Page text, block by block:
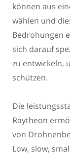
können aus
wählen und
Bedrohungen
sich darauf
zu entwickeln,
schützen.
Die
Raytheon
von
Low, slow,